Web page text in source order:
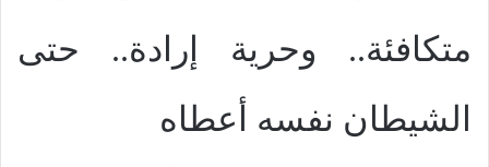
متكافئة.. وحرية إرادة.. حتى
الشيطان نفسه أعطاه